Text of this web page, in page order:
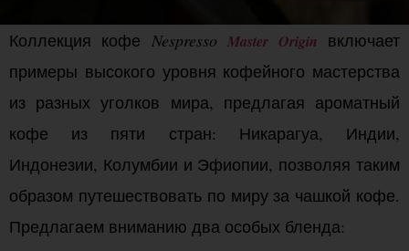
Коллекция кофе NespressoMaster Origin включает
примеры высокого уровня кофейного мастерства
из разных уголков мира, предлагая ароматный
кофе из пяти стран: Никарагуа, Индии,
Индонезии, Колумбии и Эфиопии, позволяя таким
образом путешествовать по миру за чашкой кофе.
Предлагаем вниманию два особых бленда: